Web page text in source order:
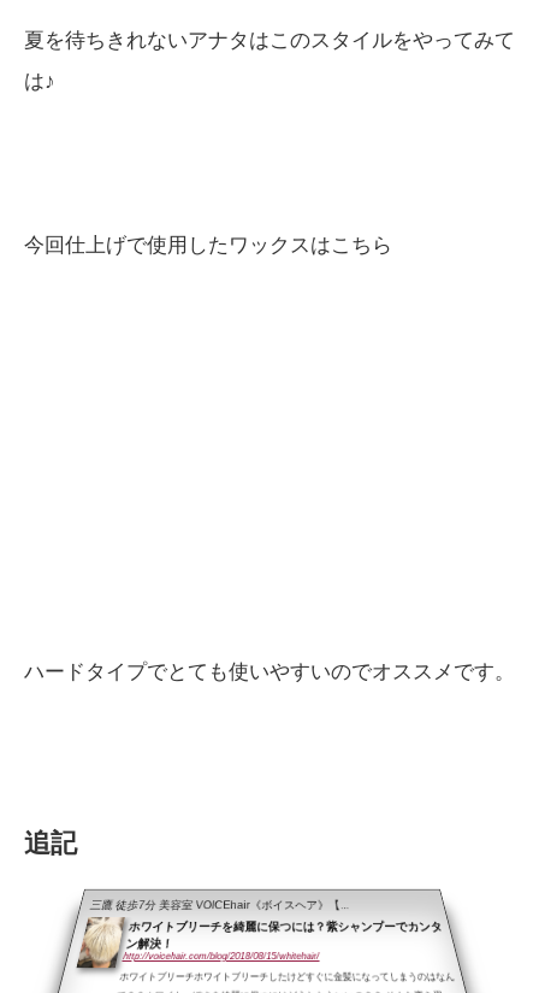
夏を待ちきれないアナタはこのスタイルをやってみて
は♪
今回仕上げで使用したワックスはこちら
ハードタイプでとても使いやすいのでオススメです。
追記
三鷹 徒歩7分 美容室 VOICEhair《ボイスヘア》【...
ホワイトブリーチを綺麗に保つには？紫シャンプーでカンタ
ン解決！
http://voicehair.com/blog/2018/08/15/whitehair/
ホワイトブリーチホワイトブリーチしたけどすぐに金髪になってしまうのはなん